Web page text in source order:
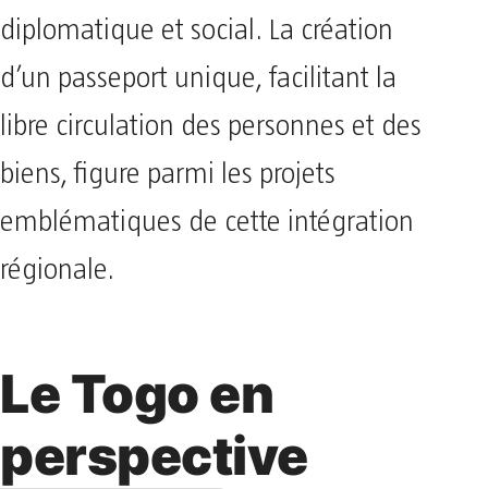
diplomatique et social. La création
d’un passeport unique, facilitant la
libre circulation des personnes et des
biens, figure parmi les projets
emblématiques de cette intégration
régionale.
Le Togo en
perspective